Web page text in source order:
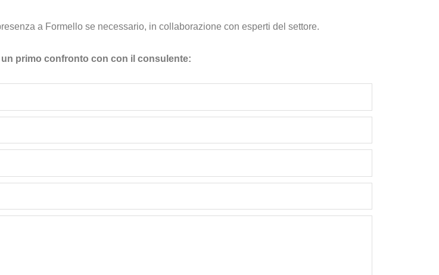
a Formello se necessario, in collaborazione con esperti del settore.
primo confronto con con il consulente: